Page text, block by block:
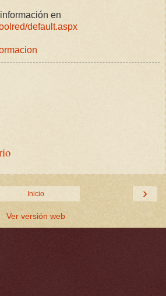
en
default.aspx
›
Inicio
Ver versión web